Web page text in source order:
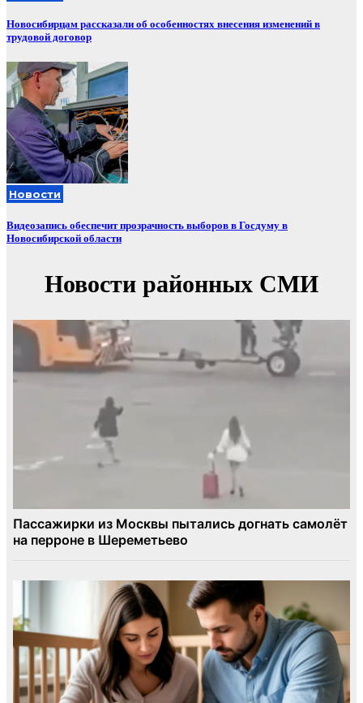
Новосибирцам рассказали об особенностях внесения изменений в
трудовой договор
Новости
Видеозапись обеспечит прозрачность выборов в Госдуму в
Новосибирской области